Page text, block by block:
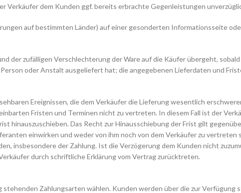
Verkäufer dem Kunden ggf. bereits erbrachte Gegenleistungen
auf bestimmten Länder) auf einer gesonderten Informationsseite
der zufälligen Verschlechterung der Ware auf die Käufer übergeht,
oder Anstalt ausgeliefert hat; die angegebenen Lieferdaten und
Ereignissen, die dem Verkäufer die Lieferung wesentlich
Fristen und Terminen nicht zu vertreten. In diesem Fall ist der
hinauszuschieben. Das Recht zur Hinausschiebung der Frist gilt
einwirken und weder von ihm noch von dem Verkäufer zu vertreten
insbesondere der Zahlung. Ist die Verzögerung dem Kunden nicht
durch schriftliche Erklärung vom Vertrag zurücktreten.
Zahlungsarten wählen. Kunden werden über die zur Verfügung